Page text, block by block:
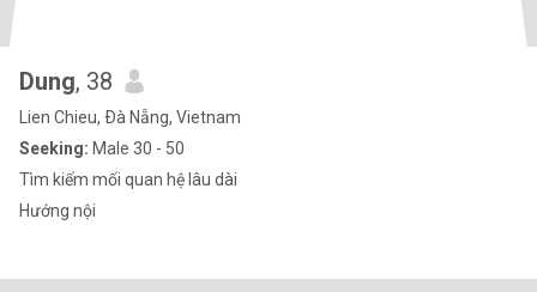
Dung, 38
Lien Chieu, Ðà Nẵng, Vietnam
Seeking: Male 30 - 50
Tìm kiếm mối quan hệ lâu dài
Hướng nội